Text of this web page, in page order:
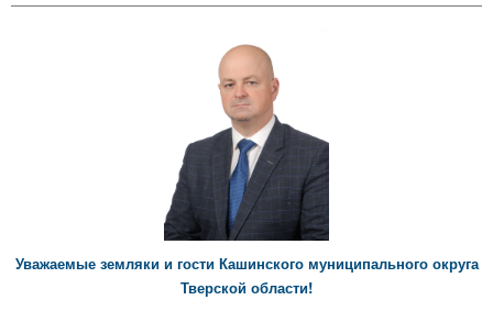
Уважаемые земляки и гости Кашинского муниципального округа
Тверской области!